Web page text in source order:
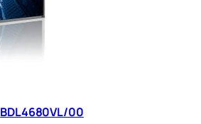
BDL4680VL/00